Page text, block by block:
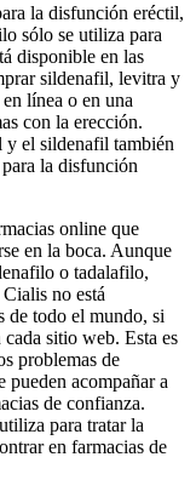
la disfunción eréctil,
sólo se utiliza para
disponible en las
sildenafil, levitra y
línea o en una
con la erección.
y el sildenafil también
la disfunción
online que
en la boca. Aunque
o tadalafilo,
no está
de todo el mundo, si
sitio web. Esta es
problemas de
pueden acompañar a
de confianza.
para tratar la
en farmacias de